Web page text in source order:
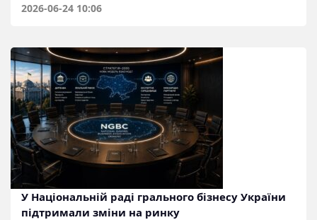
2026-06-24 10:06
У Національній раді грального бізнесу України
підтримали зміни на ринку